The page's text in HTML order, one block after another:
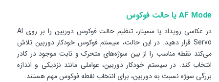
AF Mode یا حالت فوکوس
در عکاسی رویداد یا سمینار، تنظیم حالت فوکوس دوربین را بر روی AI
Servo قرار دهید. در این حالت، سیستم فوکوس خودکار دوربین تلاش
می‌کند نقطه مناسب را از بین سوژه‌های متحرک و ثابت موجود در کادر
انتخاب کند. در سیستم خودکار دوربین، عواملی مانند نزدیکی و اندازه
بزرگی سوژه نسبت به دوربین، برای انتخاب نقطه فوکوس مهم هستند.